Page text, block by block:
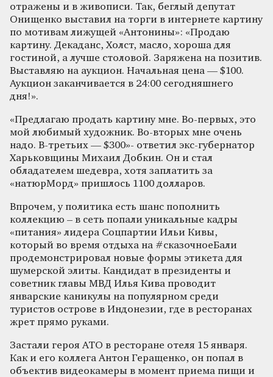
отражены и в живописи. Так, беглый депутат
Онищенко выставил на торги в интернете картину
по мотивам лижущей «Антонины»: «Продаю
картину. Декаданс, Холст, масло, хороша для
гостиной, а лучше столовой. Заряжена на позитив.
Выставляю на аукцион. Начальная цена — $100.
Аукцион заканчивается в 24:00 сегодняшнего
дня!».
«Предлагаю продать картину мне. Во-первых, это
мой любимый художник. Во-вторых мне очень
надо. В-третьих — $300»- ответил экс-губернатор
Харьковщины Михаил Добкин. Он и стал
обладателем шедевра, хотя заплатить за
«натюрМорд» пришлось 1100 долларов.
Впрочем, у политика есть шанс пополнить
коллекцию – в сеть попали уникальные кадры
«питания» лидера Соцпартии Ильи Кивы,
который во время отдыха на #сказочноеБали
продемонстрировал новые формы этикета для
шумерской элиты. Кандидат в президенты и
советник главы МВД Илья Кива проводит
январские каникулы на популярном среди
туристов острове в Индонезии, где в ресторанах
жрет прямо руками.
Застали героя АТО в ресторане отеля 15 января.
Как и его коллега Антон Геращенко, он попал в
объектив видеокамеры в момент приема пищи и